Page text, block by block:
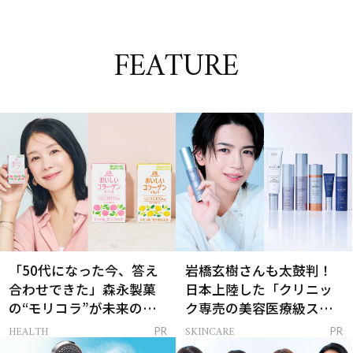
FEATURE
「50代になった今、答え
合わせできた」森永製菓
の“モリコラ”が未来のキ
レイを連れてくる！
HEALTH PR
岩橋玄樹さんも太鼓判！
日本上陸した「クリニッ
ク専売の美容医療級スキ
ンケア」
SKINCARE PR